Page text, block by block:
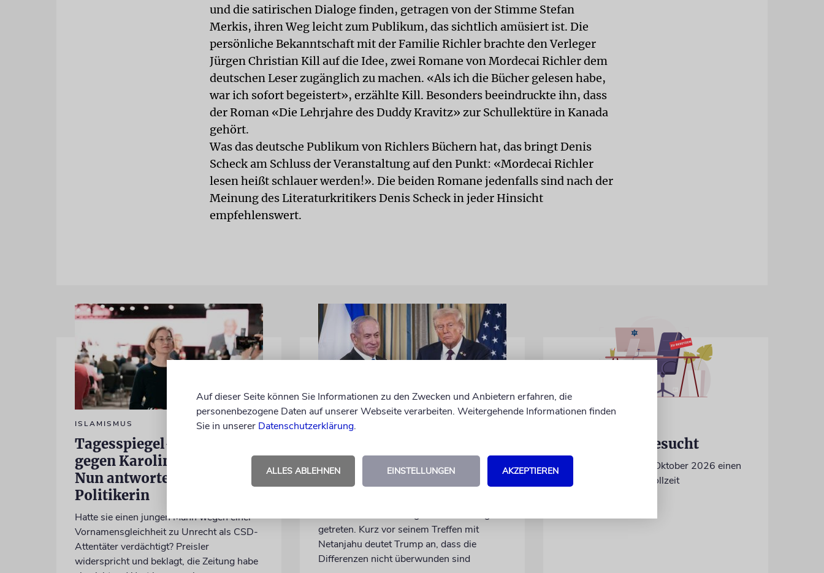
und die satirischen Dialoge finden, getragen von der Stimme Stefan
Merkis, ihren Weg leicht zum Publikum, das sichtlich amüsiert ist. Die
persönliche Bekanntschaft mit der Familie Richler brachte den Verleger
Jürgen Christian Kill auf die Idee, zwei Romane von Mordecai Richler dem
deutschen Leser zugänglich zu machen. «Als ich die Bücher gelesen habe,
war ich sofort begeistert», erzählte Kill. Besonders beeindruckte ihn, dass
der Roman «Die Lehrjahre des Duddy Kravitz» zur Schullektüre in Kanada
gehört.
Was das deutsche Publikum von Richlers Büchern hat, das bringt Denis
Scheck am Schluss der Veranstaltung auf den Punkt: «Mordecai Richler
lesen heißt schlauer werden!». Die beiden Romane jedenfalls sind nach der
Meinung des Literaturkritikers Denis Scheck in jeder Hinsicht
empfehlenswert.
ISLAMISMUS
Tagesspiegel-Vorwürfe
gegen Karoline Preisler:
Nun antwortet die FDP-
Politikerin
Hatte sie einen jungen Mann wegen einer
Vornamensgleichheit zu Unrecht als CSD-
Attentäter verdächtigt? Preisler
widerspricht und beklagt, die Zeitung habe
WASHINGTON D.C.
dass USA im Iran involviert
bleiben
getreten. Kurz vor seinem Treffen mit
Netanjahu deutet Trump an, dass die
Differenzen nicht überwunden sind
Volontär/in gesucht
Wir suchen zum 15. Oktober 2026 einen
Volontär (m/w/d) in Vollzeit
Auf dieser Seite können Sie Informationen zu den Zwecken und Anbietern erfahren, die
personenbezogene Daten auf unserer Webseite verarbeiten. Weitergehende Informationen finden
Sie in unserer Datenschutzerklärung.
ALLES ABLEHNEN EINSTELLUNGEN AKZEPTIEREN